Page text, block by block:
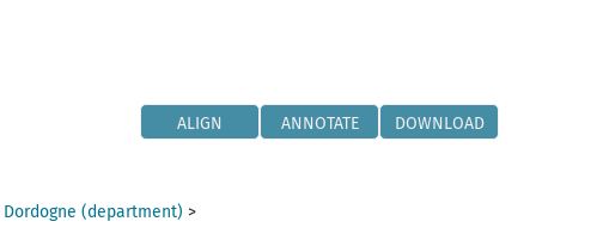
ALIGN ANNOTATE DOWNLOAD
Dordogne (department) >